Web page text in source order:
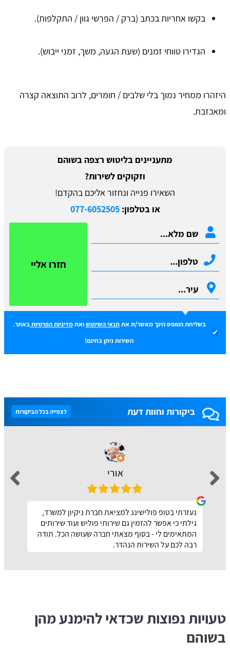
בקשו אחריות בכתב (ברק / הפרשי גוון / התקלפות).
הגדירו טווחי זמנים (שעת הגעה, משך, זמני ייבוש).
היזהרו ממחיר נמוך בלי שלבים / חומרים, לרוב התוצאה קצרה
ומאכזבת.
מתעניינים בליטוש רצפה בשוהם
וזקוקים לשירות?
השאירו פנייה ונחזור אליכם בהקדם!
או בטלפון:077-6052505
חזרו אליי
בשליחת הטופס הינך מאשר/ת אתתנאי השימושואתמדיניות הפרטיות באתר.
השירות ניתן בחינם!
ביקורות וחוות דעת לצפייה בכל הביקורות
אורי
נעזרתי בטופ פולישינג למציאת חברת ניקיון למשרד,
גילתי כי אפשר להזמין גם שירותי פוליש ועוד שירותים
המתאימים לי - בסוף מצאתי חברה שעושה הכל. תודה
רבה לכם על השירות הנהדר.
טעויות נפוצות שכדאי להימנע מהן
בשוהם